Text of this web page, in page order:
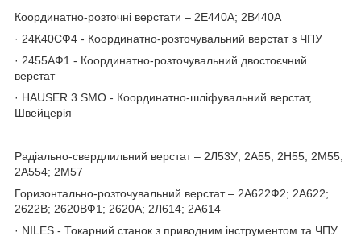
Координатно-розточні верстати – 2Е440А; 2В440А
· 24К40СФ4 - Координатно-розточувальний верстат з ЧПУ
· 2455АФ1 - Координатно-розточувальний двостоєчний
верстат
· HAUSER 3 SMO - Координатно-шліфувальний верстат,
Швейцерія
Радіально-свердлильний верстат – 2Л53У; 2А55; 2Н55; 2М55;
2А554; 2М57
Горизонтально-розточувальний верстат – 2А622Ф2; 2А622;
2622В; 2620ВФ1; 2620А; 2Л614; 2А614
· NILES - Токарний станок з приводним інструментом та ЧПУ